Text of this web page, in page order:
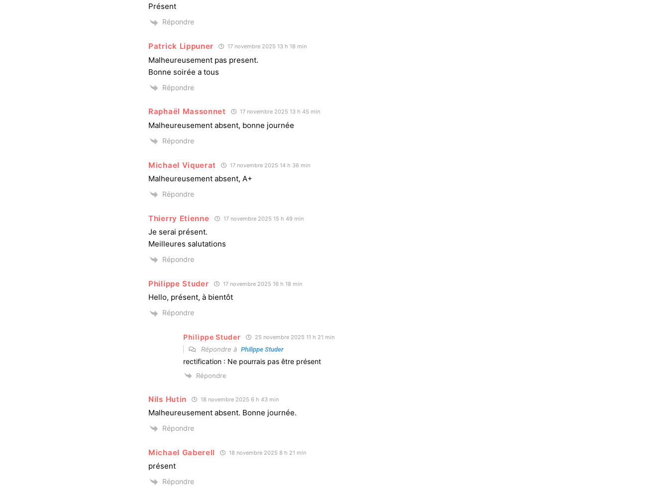
Présent
Répondre
Patrick Lippuner 17 novembre 2025 13 h 18 min
Malheureusement pas present.
Bonne soirée a tous
Répondre
Raphaël Massonnet 17 novembre 2025 13 h 45 min
Malheureusement absent, bonne journée
Répondre
Michael Viquerat 17 novembre 2025 14 h 36 min
Malheureusement absent, A+
Répondre
Thierry Etienne 17 novembre 2025 15 h 49 min
Je serai présent.
Meilleures salutations
Répondre
Philippe Studer 17 novembre 2025 16 h 18 min
Hello, présent, à bientôt
Répondre
Philippe Studer 25 novembre 2025 11 h 21 min
Répondre à Philippe Studer
rectification : Ne pourrais pas être présent
Répondre
Nils Hutin 18 novembre 2025 6 h 43 min
Malheureusement absent. Bonne journée.
Répondre
Michael Gaberell 18 novembre 2025 8 h 21 min
présent
Répondre